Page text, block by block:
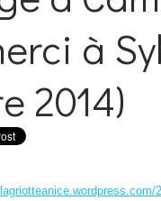
à
2014)